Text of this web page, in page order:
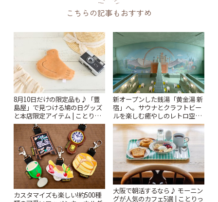
こちらの記事もおすすめ
8月10日だけの限定品も♪「豊
島屋」で見つける鳩の日グッズ
と本店限定アイテム | ことりっ
ぷ
新オープンした銭湯「黄金湯 新
宿」へ。サウナとクラフトビー
ルを楽しむ癒やしのレトロ空間
| ことりっぷ
カスタマイズも楽しい!約500種
大阪で朝活するなら♪ モーニン
グが人気のカフェ5選 | ことりっ